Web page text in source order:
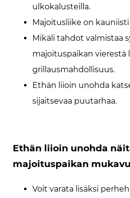
ulkokalusteilla.
Majoitusliike on kauniisti
Mikäli tahdot valmistaa
majoituspaikan vierestä
grillausmahdollisuus.
Ethän liioin unohda
sijaitsevaa puutarhaa.
Ethän liioin unohda
majoituspaikan
Voit varata lisäksi